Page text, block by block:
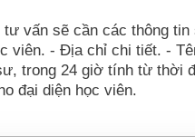
vấn sẽ cần các thông tin
viên. - Địa chỉ chi tiết. -
trong 24 giờ tính từ thời
đại diện học viên.